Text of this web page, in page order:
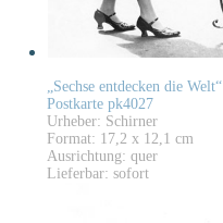
„Sechse entdecken die Welt“
Postkarte pk4027
Urheber: Schirner
Format: 17,2 x 12,1 cm
Ausrichtung: quer
Lieferbar: sofort